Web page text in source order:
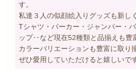
す。
私達３人の似顔絵入りグッズも新し
Tシャツ・パーカー・ジャンパー・
ップ‥など現在52種類と品揃えも豊
カラーバリエーションも豊富に取り
ぜひ愛用していただけると嬉しいです